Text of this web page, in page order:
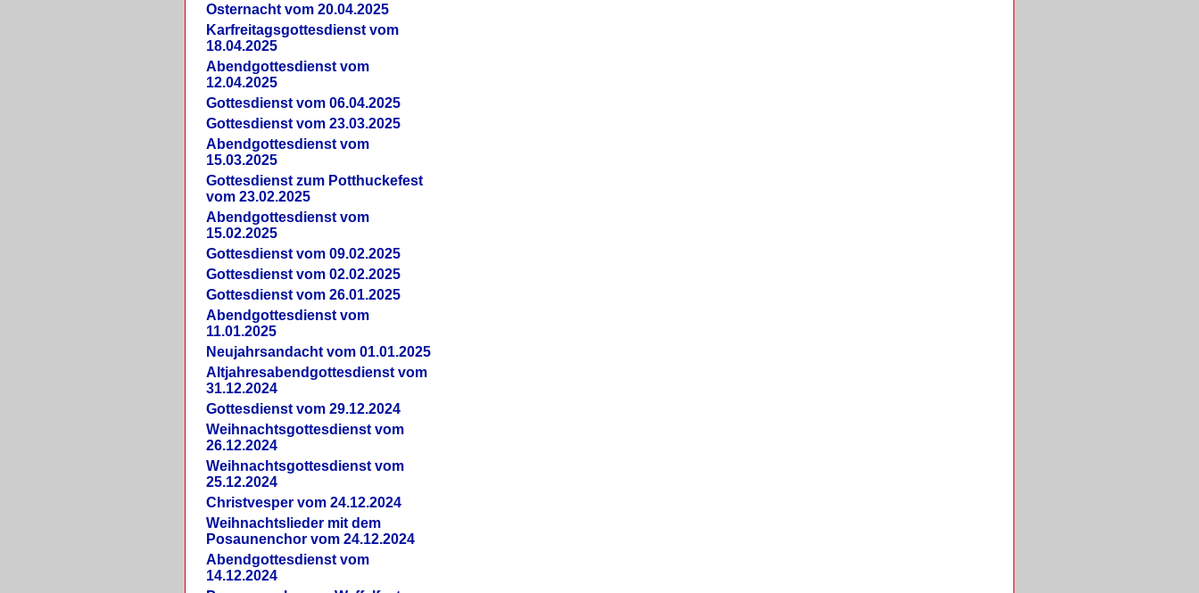
Osternacht vom 20.04.2025
Karfreitagsgottesdienst vom
18.04.2025
Abendgottesdienst vom
12.04.2025
Gottesdienst vom 06.04.2025
Gottesdienst vom 23.03.2025
Abendgottesdienst vom
15.03.2025
Gottesdienst zum Potthuckefest
vom 23.02.2025
Abendgottesdienst vom
15.02.2025
Gottesdienst vom 09.02.2025
Gottesdienst vom 02.02.2025
Gottesdienst vom 26.01.2025
Abendgottesdienst vom
11.01.2025
Neujahrsandacht vom 01.01.2025
Altjahresabendgottesdienst vom
31.12.2024
Gottesdienst vom 29.12.2024
Weihnachtsgottesdienst vom
26.12.2024
Weihnachtsgottesdienst vom
25.12.2024
Christvesper vom 24.12.2024
Weihnachtslieder mit dem
Posaunenchor vom 24.12.2024
Abendgottesdienst vom
14.12.2024